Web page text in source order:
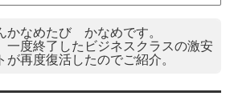
かなめたび かなめです。
一度終了したビジネスクラスの激安
が再度復活したのでご紹介。